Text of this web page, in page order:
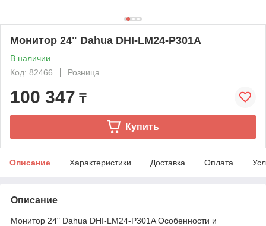
Монитор 24" Dahua DHI-LM24-P301A
В наличии
Код: 82466
Розница
100 347 ₸
Купить
Описание Характеристики Доставка Оплата
Описание
Монитор 24" Dahua DHI-LM24-P301A Особенности и